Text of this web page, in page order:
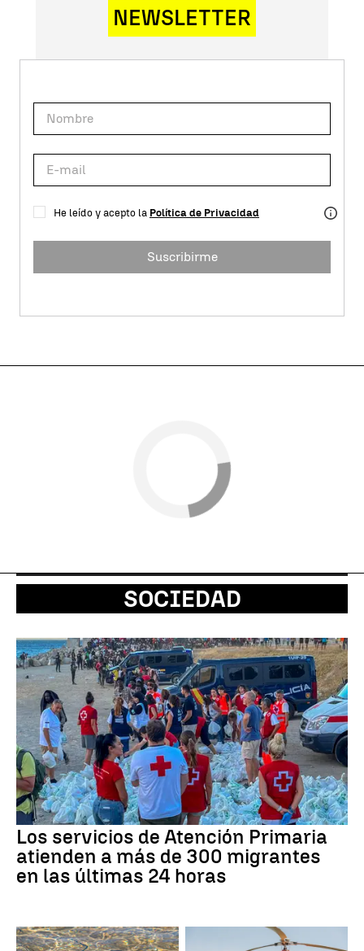
NEWSLETTER
He leído y acepto la Política de Privacidad
Suscribirme
SOCIEDAD
Los servicios de Atención Primaria
atienden a más de 300 migrantes
en las últimas 24 horas